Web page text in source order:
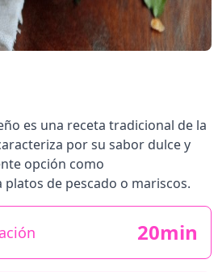
es una receta tradicional de la
por su sabor dulce y
opción como
de pescado o mariscos.
20min